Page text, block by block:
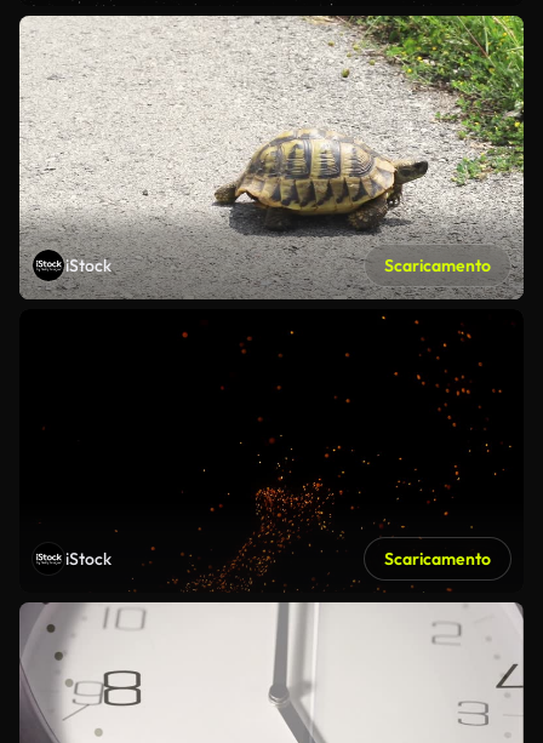
iStock Scaricamento
iStock Scaricamento